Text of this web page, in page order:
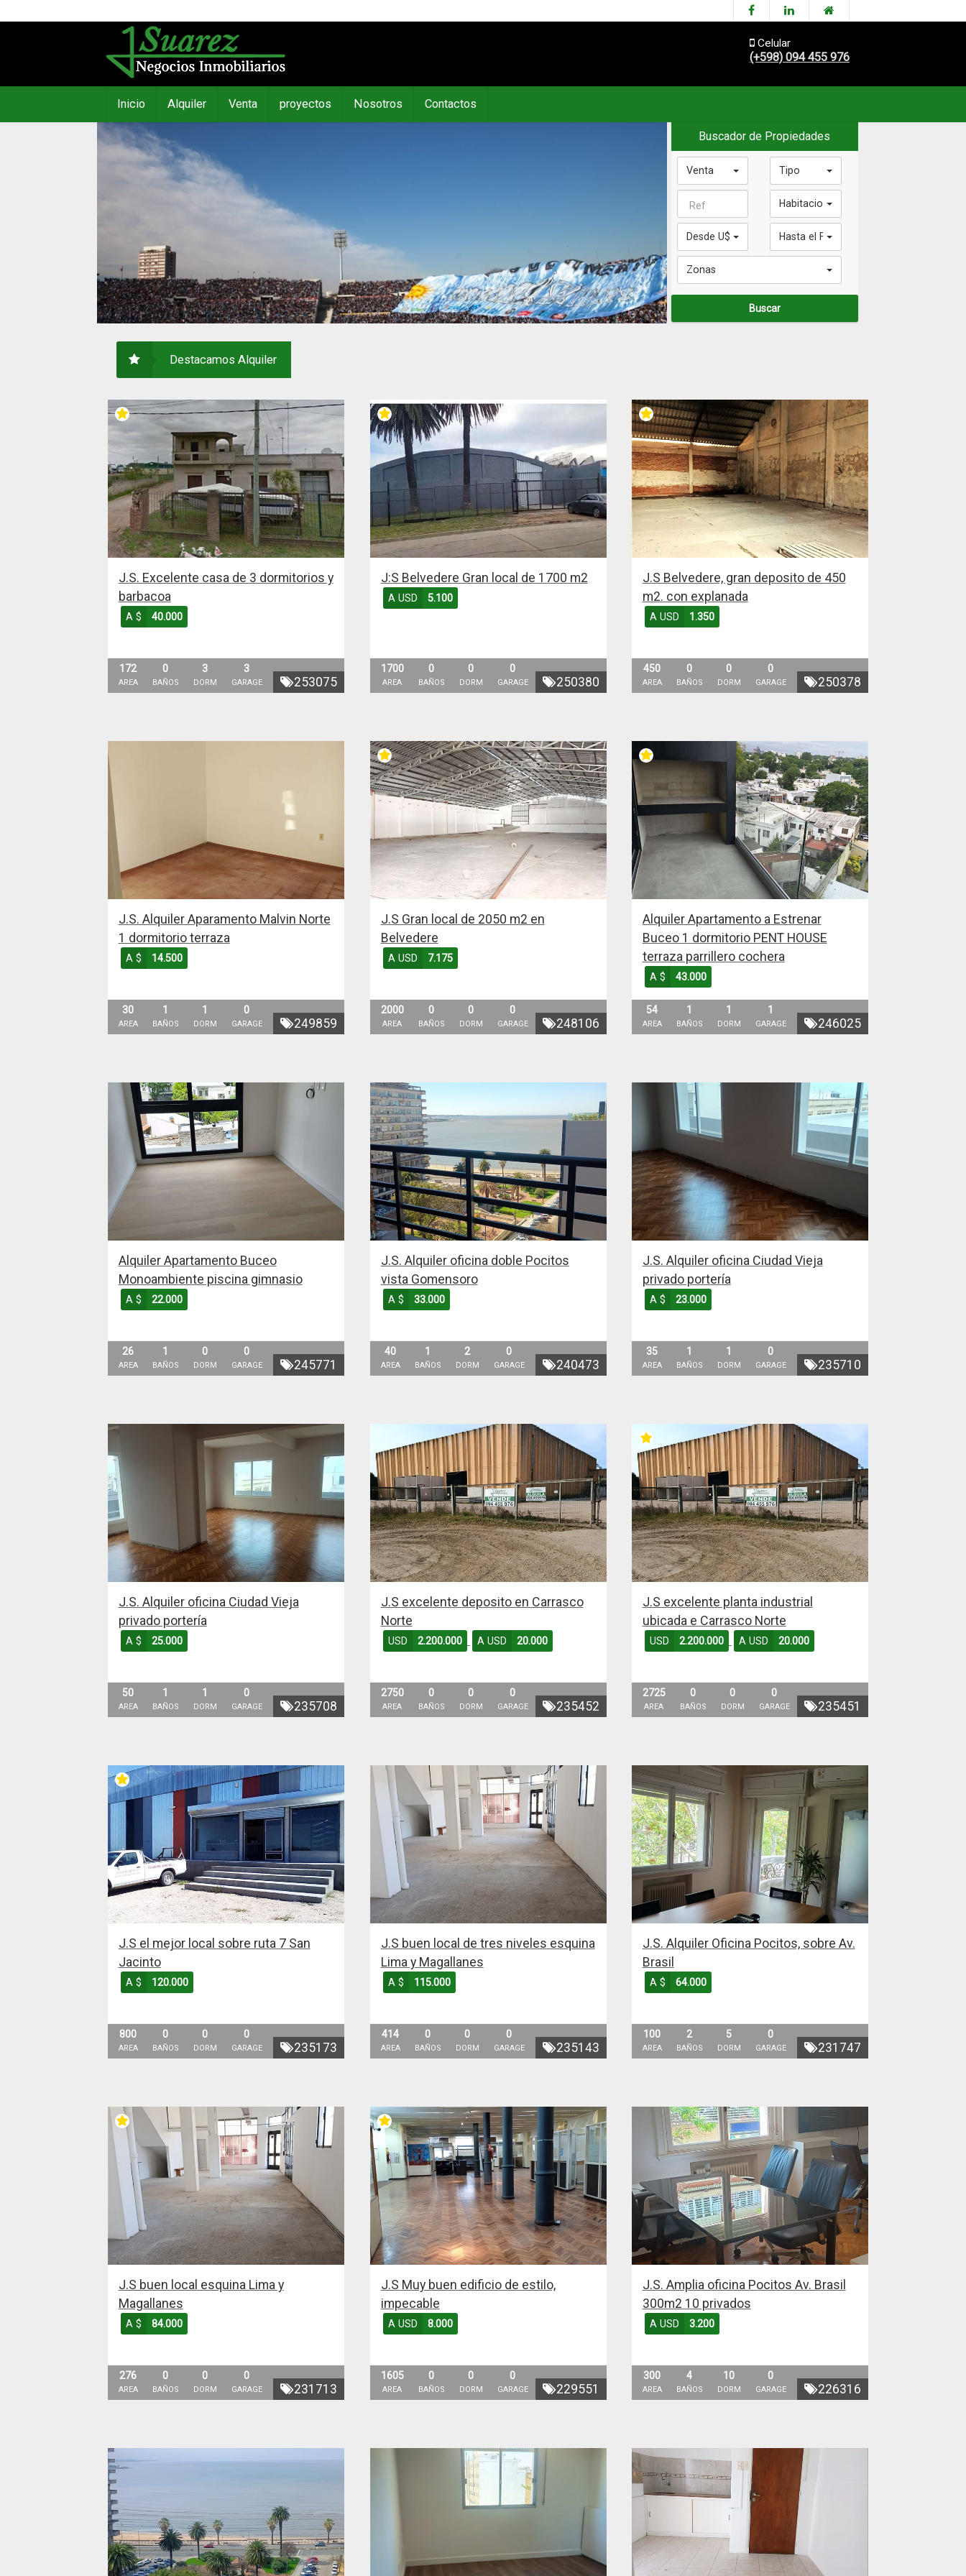
Celular
(+598) 094 455 976
Inicio Alquiler Venta proyectos Nosotros Contactos
Buscador de Propiedades
Venta Tipo
Habitaciones
Desde U$S 0 Hasta el Final
Zonas
Destacamos Alquiler
253075
J.S. Excelente casa de 3 dormitorios y
barbacoa
A $ 40.000
172
AREA
0
BAÑOS
3
DORM
3
GARAGE 250380
J:S Belvedere Gran local de 1700 m2
A USD 5.100
1700
AREA
0
BAÑOS
0
DORM
0
GARAGE 250378
J.S Belvedere, gran deposito de 450
m2. con explanada
A USD 1.350
450
AREA
0
BAÑOS
0
DORM
0
GARAGE
249859
J.S. Alquiler Aparamento Malvin Norte
1 dormitorio terraza
A $ 14.500
30
AREA
1
BAÑOS
1
DORM
0
GARAGE 248106
J.S Gran local de 2050 m2 en
Belvedere
A USD 7.175
2000
AREA
0
BAÑOS
0
DORM
0
GARAGE 246025
Alquiler Apartamento a Estrenar
Buceo 1 dormitorio PENT HOUSE
terraza parrillero cochera
A $ 43.000
54
AREA
1
BAÑOS
1
DORM
1
GARAGE
245771
Alquiler Apartamento Buceo
Monoambiente piscina gimnasio
A $ 22.000
26
AREA
1
BAÑOS
0
DORM
0
GARAGE 240473
J.S. Alquiler oficina doble Pocitos
vista Gomensoro
A $ 33.000
40
AREA
1
BAÑOS
2
DORM
0
GARAGE 235710
J.S. Alquiler oficina Ciudad Vieja
privado portería
A $ 23.000
35
AREA
1
BAÑOS
1
DORM
0
GARAGE
235708
J.S. Alquiler oficina Ciudad Vieja
privado portería
A $ 25.000
50
AREA
1
BAÑOS
1
DORM
0
GARAGE 235452
J.S excelente deposito en Carrasco
Norte
USD 2.200.000 A USD 20.000
2750
AREA
0
BAÑOS
0
DORM
0
GARAGE 235451
J.S excelente planta industrial
ubicada e Carrasco Norte
USD 2.200.000 A USD 20.000
2725
AREA
0
BAÑOS
0
DORM
0
GARAGE
235173
J.S el mejor local sobre ruta 7 San
Jacinto
A $ 120.000
800
AREA
0
BAÑOS
0
DORM
0
GARAGE 235143
J.S buen local de tres niveles esquina
Lima y Magallanes
A $ 115.000
414
AREA
0
BAÑOS
0
DORM
0
GARAGE 231747
J.S. Alquiler Oficina Pocitos, sobre Av.
Brasil
A $ 64.000
100
AREA
2
BAÑOS
5
DORM
0
GARAGE
231713
J.S buen local esquina Lima y
Magallanes
A $ 84.000
276
AREA
0
BAÑOS
0
DORM
0
GARAGE 229551
J.S Muy buen edificio de estilo,
impecable
A USD 8.000
1605
AREA
0
BAÑOS
0
DORM
0
GARAGE 226316
J.S. Amplia oficina Pocitos Av. Brasil
300m2 10 privados
A USD 3.200
300
AREA
4
BAÑOS
10
DORM
0
GARAGE